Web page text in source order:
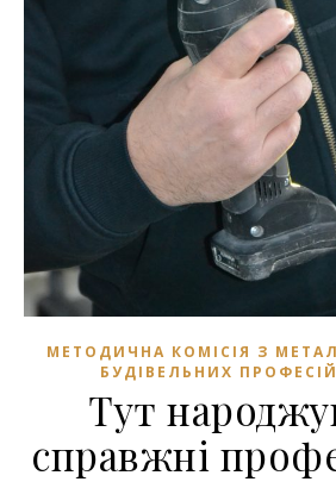
МЕТОДИЧНА КОМІСІЯ З
БУДІВЕЛЬНИХ ПРОФЕСІЙ
Тут
справжні